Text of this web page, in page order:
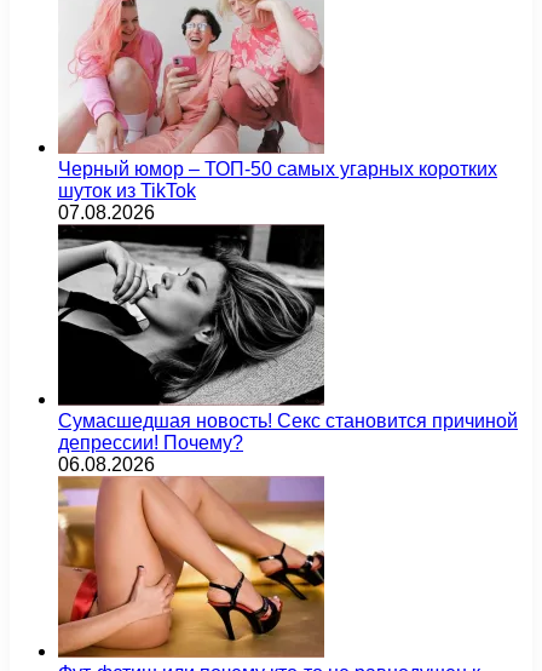
Черный юмор – ТОП-50 самых угарных коротких
шуток из TikTok
07.08.2026
Сумасшедшая новость! Секс становится причиной
депрессии! Почему?
06.08.2026